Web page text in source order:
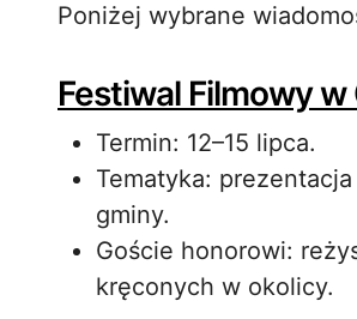
Poniżej wybrane
Festiwal Filmowy w
Termin: 12–15 lipca.
Tematyka:
gminy.
Goście honorowi:
kręconych w okolicy.